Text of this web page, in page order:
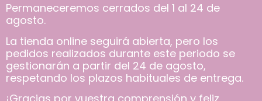
Permaneceremos cerrados del 1 al 24 de
agosto.
La tienda online seguirá abierta, pero los
pedidos realizados durante este periodo se
gestionarán a partir del 24 de agosto,
respetando los plazos habituales de entrega.